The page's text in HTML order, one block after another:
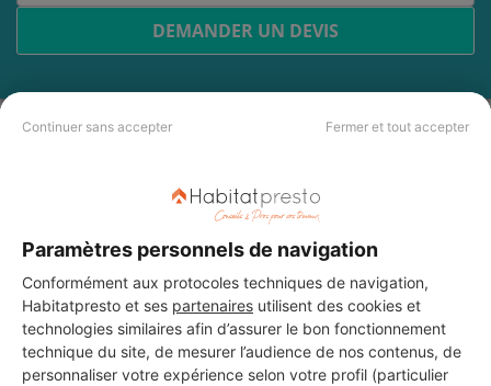
Continuer sans accepter Fermer et tout accepter
Paramètres personnels de navigation
Conformément aux protocoles techniques de navigation,
Habitatpresto et ses partenaires utilisent des cookies et
technologies similaires afin d’assurer le bon fonctionnement
technique du site, de mesurer l’audience de nos contenus, de
personnaliser votre expérience selon votre profil (particulier
DEMANDER UN DEVIS
vos travaux à Bourg-la-Reine
BLR
Bourg-la-Reine
13 ans d'expérience